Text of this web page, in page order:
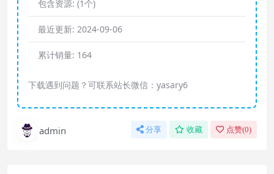
包含资源: (1个)
最近更新: 2024-09-06
累计销量: 164
下载遇到问题？可联系站长微信：yasary6
admin 分享 收藏 点赞(0)